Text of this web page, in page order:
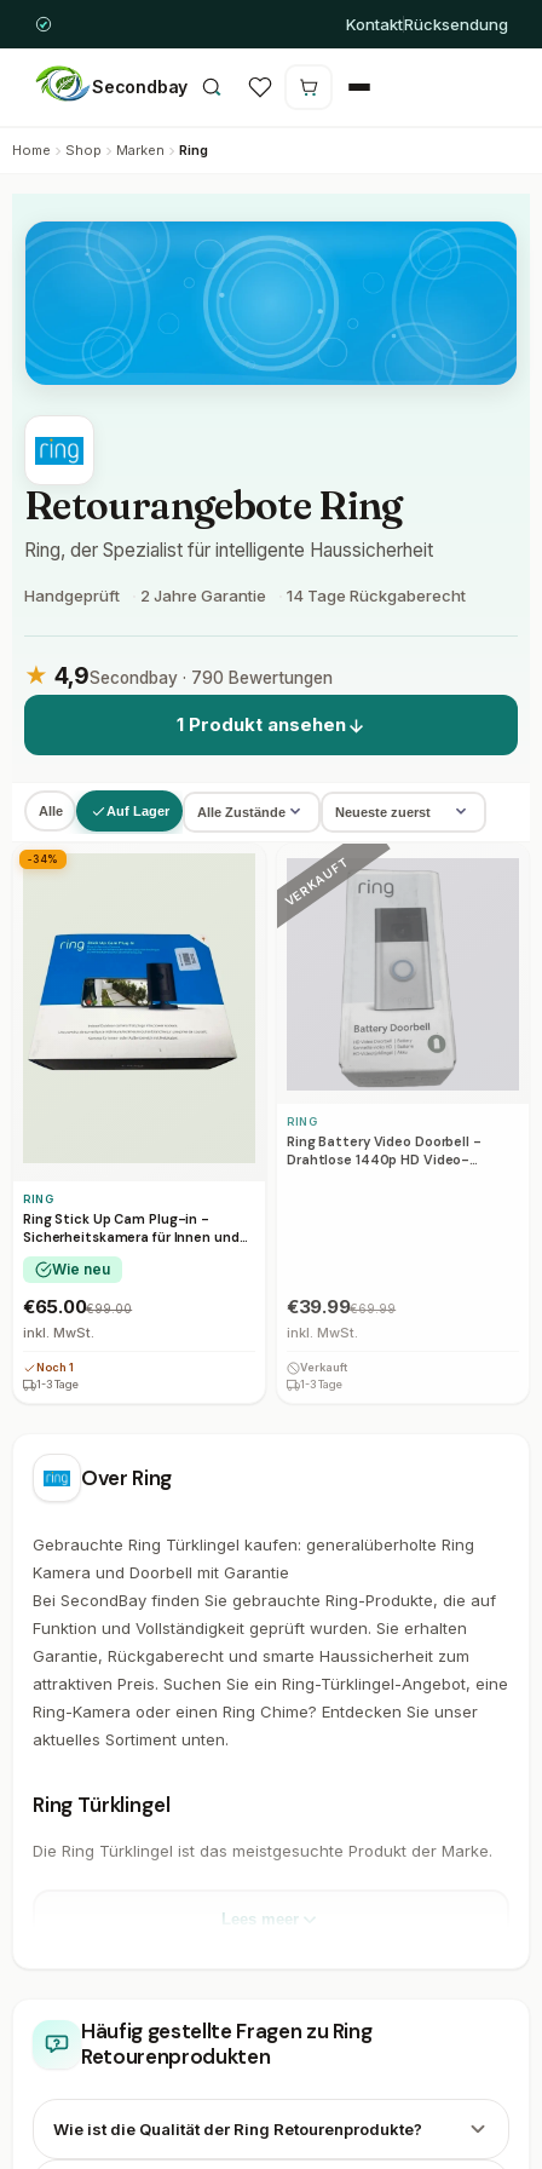
KontaktRücksendung
Secondbay
Warenkorb ist leer
Home Shop Marken Ring
Retourangebote Ring
Ring, der Spezialist für intelligente Haussicherheit
Handgeprüft 2 Jahre Garantie 14 Tage Rückgaberecht
★ 4,9Secondbay · 790 Bewertungen
1 Produkt ansehen
Alle Auf Lager
-34%
RING
Ring Stick Up Cam Plug-in -
Sicherheitskamera für Innen und
Außen - Kabelgebunden
Wie neu
€65.00€99.00
inkl. MwSt.
Noch 1
1-3 Tage
VERKAUFT
RING
Ring Battery Video Doorbell -
Drahtlose 1440p HD Video-
€39.99€69.99
inkl. MwSt.
Verkauft
1-3 Tage
Over Ring
Gebrauchte Ring Türklingel kaufen: generalüberholte Ring
Kamera und Doorbell mit Garantie
Bei SecondBay finden Sie gebrauchte Ring-Produkte, die auf
Funktion und Vollständigkeit geprüft wurden. Sie erhalten
Garantie, Rückgaberecht und smarte Haussicherheit zum
attraktiven Preis. Suchen Sie ein Ring-Türklingel-Angebot, eine
Ring-Kamera oder einen Ring Chime? Entdecken Sie unser
aktuelles Sortiment unten.
Ring Türklingel
Die Ring Türklingel ist das meistgesuchte Produkt der Marke.
Verpassen Sie nie wieder einen Paketboten oder
unerwarteten Gast.
genannt — ist in zwei Varianten erhältlich. Sie wählen ein
kabelloses Modell mit Akku oder ein kabelgebundenes Modell
Lees meer
Häufig gestellte Fragen zu Ring
Retourenprodukten
Wie ist die Qualität der Ring Retourenprodukte?